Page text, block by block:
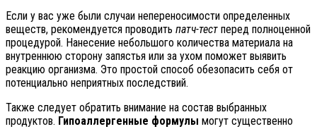
Если у вас уже были случаи непереносимости определенных
веществ, рекомендуется проводить патч-тест перед полноценной
процедурой. Нанесение небольшого количества материала на
внутреннюю сторону запястья или за ухом поможет выявить
реакцию организма. Это простой способ обезопасить себя от
потенциально неприятных последствий.
Также следует обратить внимание на состав выбранных
продуктов. Гипоаллергенные формулы могут существенно